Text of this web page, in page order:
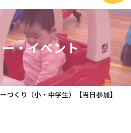
・イベント
づくり（小・中学生）【当日参加】